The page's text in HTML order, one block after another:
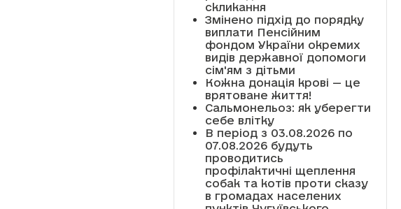
скликання
Змінено підхід до порядку
виплати Пенсійним
фондом України окремих
видів державної допомоги
сім'ям з дітьми
Кожна донація крові — це
врятоване життя!
Сальмонельоз: як уберегти
себе влітку
В період з 03.08.2026 по
07.08.2026 будуть
проводитись
профілактичні щеплення
собак та котів проти сказу
в громадах населених